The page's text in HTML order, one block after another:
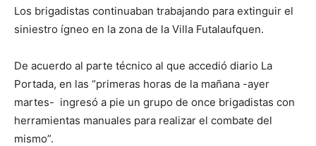
Los brigadistas continuaban trabajando para extinguir el
siniestro ígneo en la zona de la Villa Futalaufquen.
De acuerdo al parte técnico al que accedió diario La
Portada, en las “primeras horas de la mañana -ayer
martes- ingresó a pie un grupo de once brigadistas con
herramientas manuales para realizar el combate del
mismo”.